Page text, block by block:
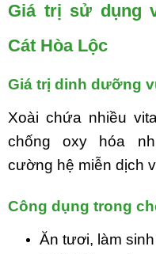
Giá trị sử dụng
Cát Hòa Lộc
Giá trị dinh dưỡng
Xoài chứa nhiều
chống oxy hóa
cường hệ miễn dịch
Công dụng trong
Ăn tươi, làm